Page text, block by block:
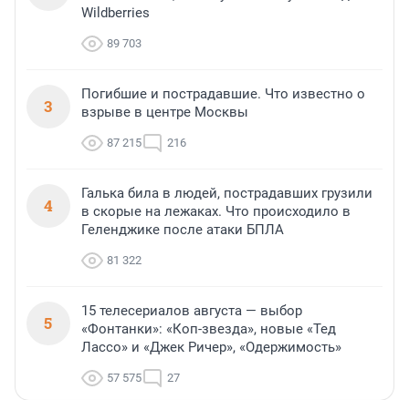
Wildberries
89 703
3
Погибшие и пострадавшие. Что известно о
взрыве в центре Москвы
87 215 216
4
Галька била в людей, пострадавших грузили
в скорые на лежаках. Что происходило в
Геленджике после атаки БПЛА
81 322
5
15 телесериалов августа — выбор
«Фонтанки»: «Коп-звезда», новые «Тед
Лассо» и «Джек Ричер», «Одержимость»
57 575 27